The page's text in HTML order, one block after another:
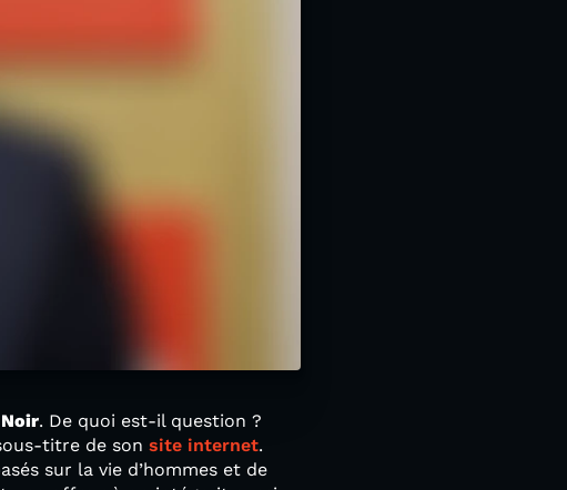
. De quoi est-il question ?
titre de son site internet.
sur la vie d’hommes et de